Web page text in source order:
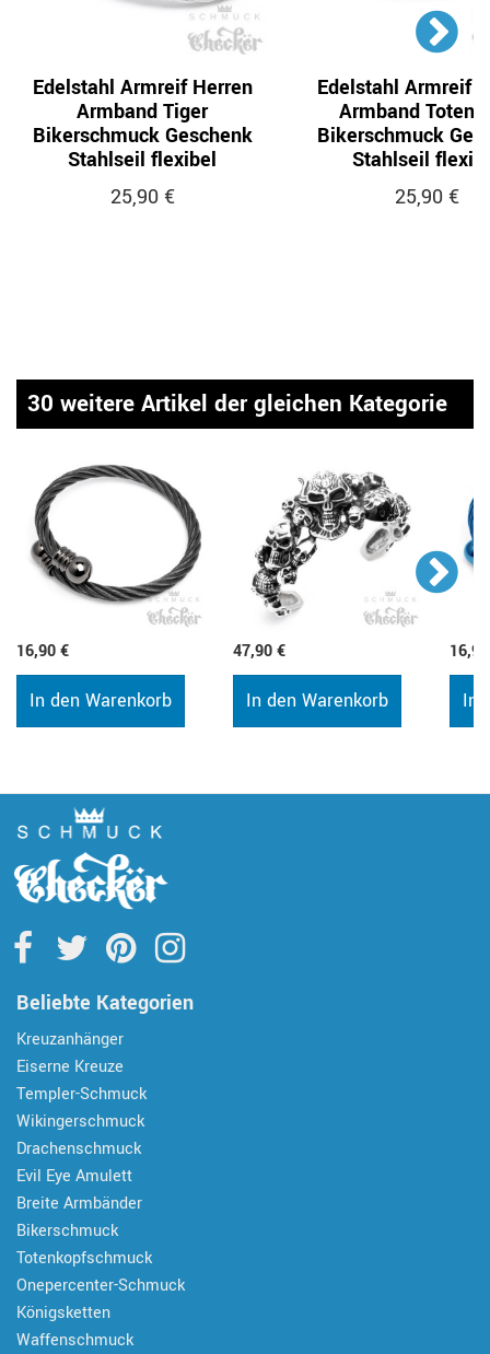
Edelstahl Armreif Herren
Armband Tiger
Bikerschmuck Geschenk
Stahlseil flexibel
25,90 €
Edelstahl Armreif
Armband
Bikerschmuck
Stahlseil
25,90 €
30 weitere Artikel der gleichen Kategorie
16,90 €
In den Warenkorb
47,90 €
In den Warenkorb In
Beliebte Kategorien
Kreuzanhänger
Eiserne Kreuze
Templer-Schmuck
Wikingerschmuck
Drachenschmuck
Evil Eye Amulett
Breite Armbänder
Bikerschmuck
Totenkopfschmuck
Onepercenter-Schmuck
Königsketten
Waffenschmuck